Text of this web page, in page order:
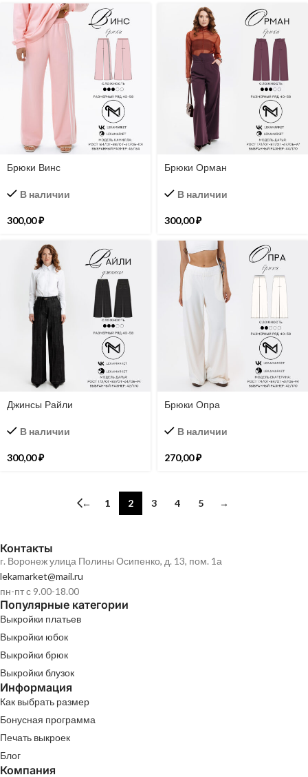
Брюки Винс
В наличии
300,00₽
Брюки Орман
В наличии
300,00₽
Джинсы Райли
В наличии
300,00₽
Брюки Опра
В наличии
270,00₽
← 1 2 3 4 5 →
Контакты
г. Воронеж улица Полины Осипенко, д. 13, пом. 1а
lekamarket@mail.ru
пн-пт с 9.00-18.00
Популярные категории
Выкройки платьев
Выкройки юбок
Выкройки брюк
Выкройки блузок
Информация
Как выбрать размер
Бонусная программа
Печать выкроек
Блог
Компания